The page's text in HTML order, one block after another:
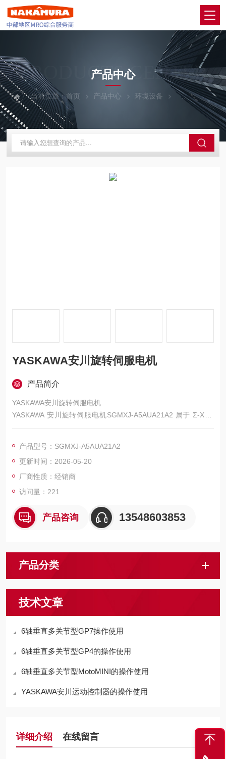
PRODUCTS CENTER
产品中心
当前位置：首页 产品中心 环境设备 YASKAWA安川
YASKAWA安川旋转伺服电机
产品简介
YASKAWA安川旋转伺服电机
YASKAWA 安川旋转伺服电机SGMXJ-A5AUA21A2 属于 Σ-X 系
列 50W 小容量中惯量机型，与同系列 A1 型号同属高精密基础
度、高响应的自动化场景。
产品型号：SGMXJ-A5AUA21A2
更新时间：2026-05-20
厂商性质：经销商
访问量：221
产品咨询 13548603853
产品分类
技术文章
6轴垂直多关节型GP7操作使用
6轴垂直多关节型GP4的操作使用
6轴垂直多关节型MotoMINI的操作使用
YASKAWA安川运动控制器的操作使用
详细介绍 在线留言